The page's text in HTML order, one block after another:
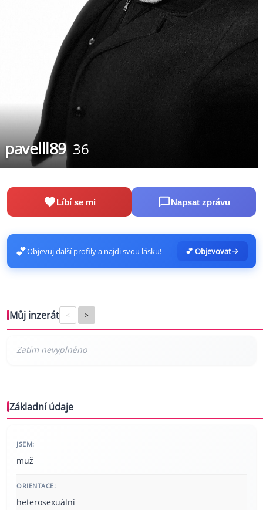
pavelll89 36
Líbí se mi Napsat zprávu
💕Objevuj další profily a najdi svou lásku! 💕 Objevovat
Můj inzerát < >
Základní údaje
JSEM:
muž
ORIENTACE:
heterosexuální